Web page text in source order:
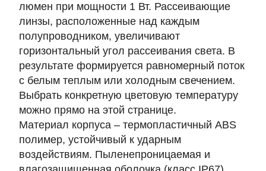
люмен при мощности 1 Вт. Рассеивающие
линзы, расположенные над каждым
полупроводником, увеличивают
горизонтальный угол рассеивания света. В
результате формируется равномерный поток
с белым теплым или холодным свечением.
Выбрать конкретную цветовую температуру
можно прямо на этой странице.
Материал корпуса – термопластичный ABS
полимер, устойчивый к ударным
воздействиям. Пыленепроницаемая и